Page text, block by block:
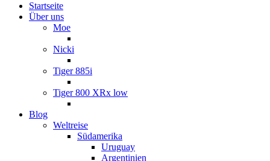
Startseite
Über uns
Moe
Nicki
Tiger 885i
Tiger 800 XRx low
Blog
Weltreise
Südamerika
Uruguay
Argentinien